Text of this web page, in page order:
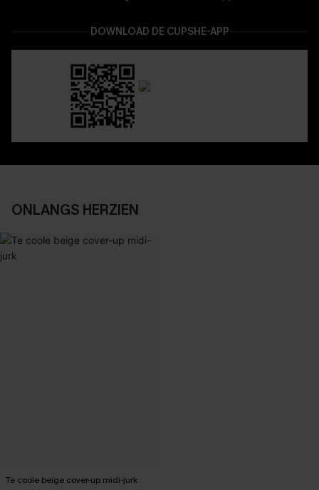
DOWNLOAD DE CUPSHE-APP
ONLANGS HERZIEN
Te coole beige cover-up midi-jurk